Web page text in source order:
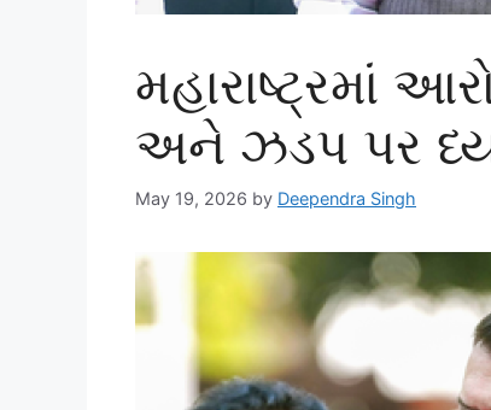
મહારાષ્ટ્રમાં
અને ઝડપ પર
May 19, 2026 by Deependra Singh